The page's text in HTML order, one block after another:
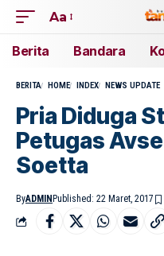
Aa
Berita Bandara
BERITA HOME INDEX NEWS UPDATE
Pria Diduga
Petugas
Soetta
ByADMIN Published: 22 Maret, 2017